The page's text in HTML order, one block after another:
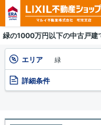
緑の1000万円以下の中古戸建
エリア 緑
詳細条件